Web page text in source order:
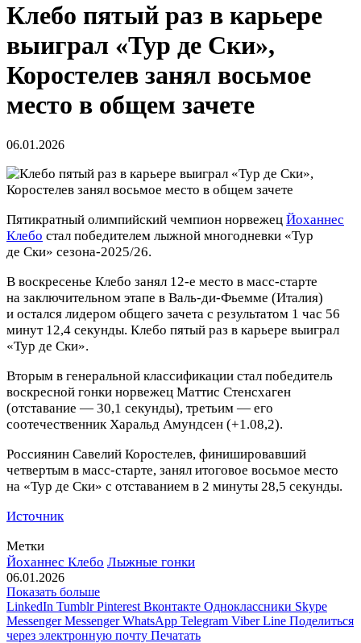
Клебо пятый раз в карьере
выиграл «Тур де Ски»,
Коростелев занял восьмое
место в общем зачете
06.01.2026
Пятикратный олимпийский чемпион норвежец Йоханнес
Клебо стал победителем лыжной многодневки «Тур
де Ски» сезона‑2025/26.
В воскресенье Клебо занял 12‑е место в масс‑старте
на заключительном этапе в Валь‑ди‑Фьемме (Италия)
и остался лидером общего зачета с результатом 1 час 56
минут 12,4 секунды. Клебо пятый раз в карьере выиграл
«Тур де Ски».
Вторым в генеральной классификации стал победитель
воскресной гонки норвежец Маттис Стенсхаген
(отставание — 30,1 секунды), третьим — его
соотечественник Харальд Амундсен (+1.08,2).
Россиянин Савелий Коростелев, финишировавший
четвертым в масс‑старте, занял итоговое восьмое место
на «Тур де Ски» с отставанием в 2 минуты 28,5 секунды.
Источник
Метки
Йоханнес Клебо Лыжные гонки
06.01.2026
Показать больше
LinkedIn Tumblr Pinterest Вконтакте Одноклассники Skype
Messenger Messenger WhatsApp Telegram Viber Line Поделиться
через электронную почту Печатать